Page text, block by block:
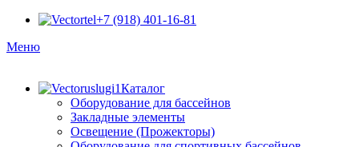
+7 (918) 401-16-81
Меню
Каталог
Оборудование для бассейнов
Закладные элементы
Освещение (Прожекторы)